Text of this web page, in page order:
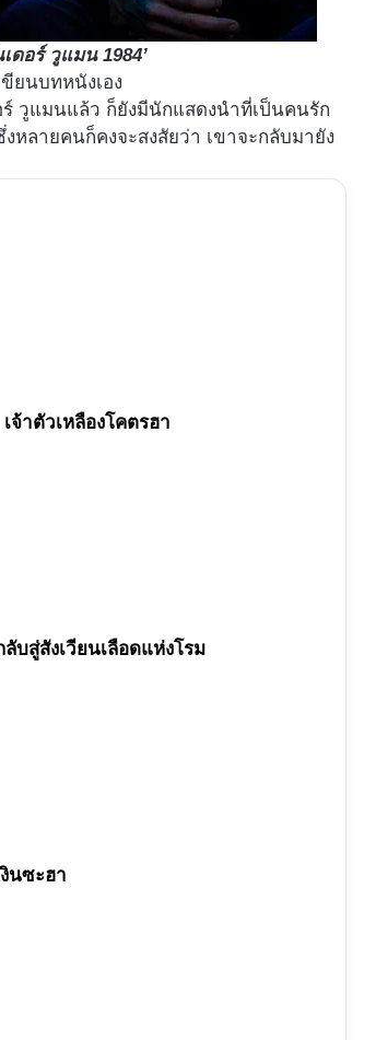
เดอร์ วูแมน 1984’
ยนบทหนังเอง
ร์ วูแมนแล้ว ก็ยังมีนักแสดงนำที่เป็นคนรัก
หลายคนก็คงจะสงสัยว่า เขาจะกลับมายัง
จ้าตัวเหลืองโคตรฮา
บสู่สังเวียนเลือดแห่งโรม
นซะฮา